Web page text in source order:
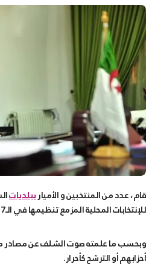
قام ، عدد من المنتخبين و الأميارببلديات
للإنتخابات المحلية المزمع تنظيمها في الـ27 من نوفمبر.
وبحسب ما علمته صوت الشلف عن مصادر
أحزابهم أو الترشح كأحرار.